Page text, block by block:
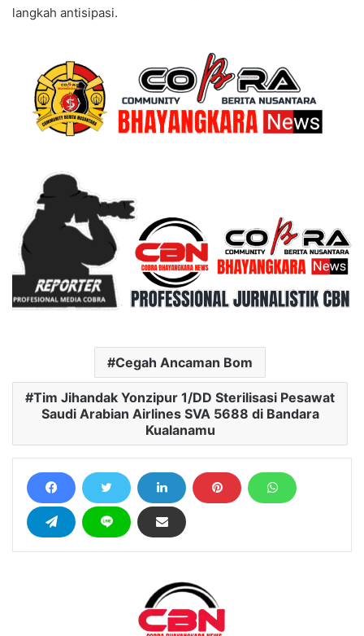
langkah antisipasi.
Cegah Ancaman Bom
Tim Jihandak Yonzipur 1/DD Sterilisasi Pesawat
Saudi Arabian Airlines SVA 5688 di Bandara
Kualanamu